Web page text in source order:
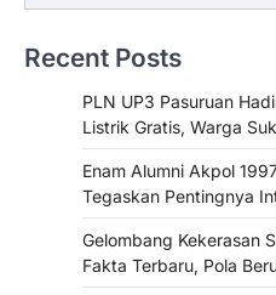
Recent Posts
PLN UP3 Pasuruan
Listrik Gratis, Warga
Enam Alumni Akpol
Tegaskan Pentingnya
Gelombang Kekerasan
Fakta Terbaru, Pola